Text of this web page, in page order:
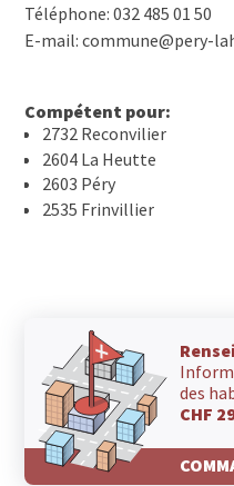
Téléphone: 032 485 01 50
E-mail: commune@pery-
Compétent pour:
2732 Reconvilier
2604 La Heutte
2603 Péry
2535 Frinvillier
des
CHF